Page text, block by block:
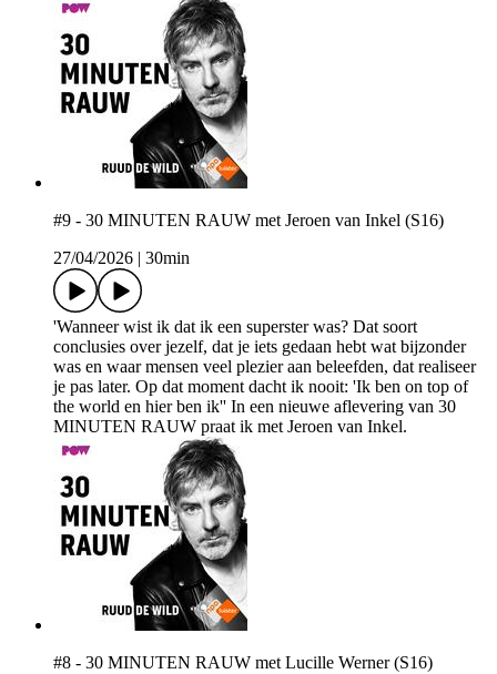
#9 - 30 MINUTEN RAUW met Jeroen van Inkel (S16)
27/04/2026
30min
'Wanneer wist ik dat ik een superster was? Dat soort
conclusies over jezelf, dat je iets gedaan hebt wat bijzonder
was en waar mensen veel plezier aan beleefden, dat realiseer
je pas later. Op dat moment dacht ik nooit: 'Ik ben on top of
the world en hier ben ik'' In een nieuwe aflevering van 30
MINUTEN RAUW praat ik met Jeroen van Inkel.
#8 - 30 MINUTEN RAUW met Lucille Werner (S16)